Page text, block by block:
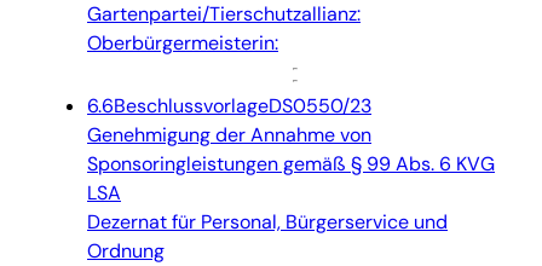
Gartenpartei/Tierschutzallianz:
Oberbürgermeisterin:
6.6BeschlussvorlageDS0550/23
Genehmigung der Annahme von
Sponsoringleistungen gemäß § 99 Abs. 6 KVG
LSA
Dezernat für Personal, Bürgerservice und
Ordnung